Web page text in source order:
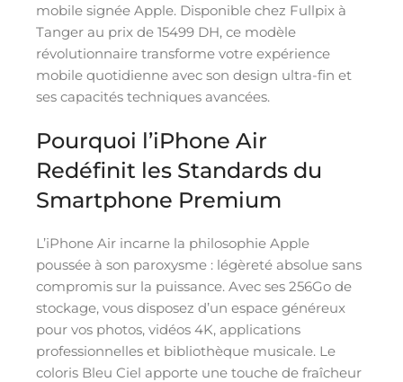
mobile signée Apple. Disponible chez Fullpix à
Tanger au prix de 15499 DH, ce modèle
révolutionnaire transforme votre expérience
mobile quotidienne avec son design ultra-fin et
ses capacités techniques avancées.
Pourquoi l’iPhone Air
Redéfinit les Standards du
Smartphone Premium
L’iPhone Air incarne la philosophie Apple
poussée à son paroxysme : légèreté absolue sans
compromis sur la puissance. Avec ses 256Go de
stockage, vous disposez d’un espace généreux
pour vos photos, vidéos 4K, applications
professionnelles et bibliothèque musicale. Le
coloris Bleu Ciel apporte une touche de fraîcheur